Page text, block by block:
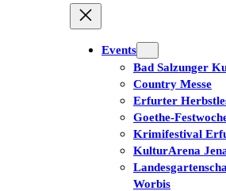
Events
Bad Salzunger
Country Messe
Erfurter
Goethe-
Krimifestival
KulturArena
Worbis